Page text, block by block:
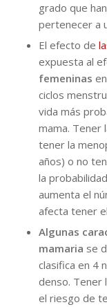
grado que
pertenecer a
El efecto de
expuesta al
femeninas
ciclos
vida más
mama. Tener
tener la
años) o no
la
aumenta el
afecta tener
Algunas
mamaria se
clasifica en 4
denso. Tener
el riesgo de